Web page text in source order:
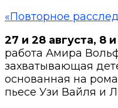
«Повторное
27 и 28 августа, 8
работа Амира
захватывающая
основанная на
пьесе Узи Вайля и